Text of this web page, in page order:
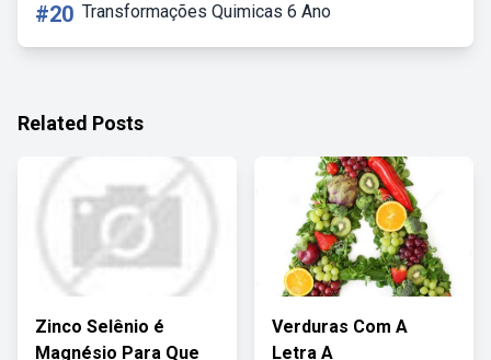
#20 Transformações Quimicas 6 Ano
Related Posts
Zinco Selênio é
Magnésio Para Que
Verduras Com A
Letra A